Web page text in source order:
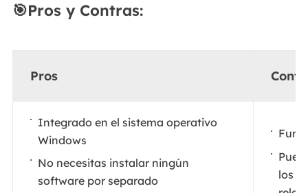
🎯Pros y Contras:
Pros
Integrado en el sistema operativo
Windows
No necesitas instalar ningún
software por separado
los